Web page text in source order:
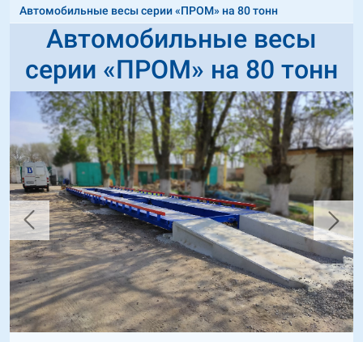
Автомобильные весы серии «ПРОМ» на 80 тонн
Автомобильные весы
серии «ПРОМ» на 80 тонн